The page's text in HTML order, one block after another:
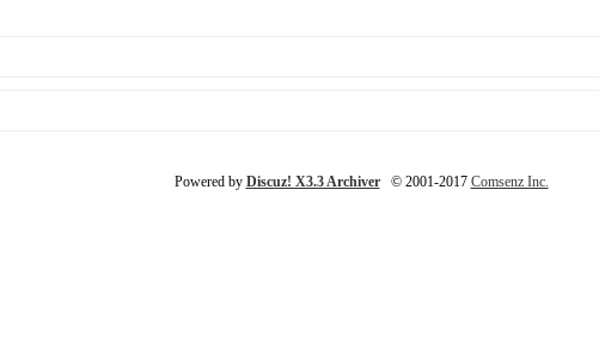
Powered by Discuz! X3.3 Archiver© 2001-2017 Comsenz Inc.